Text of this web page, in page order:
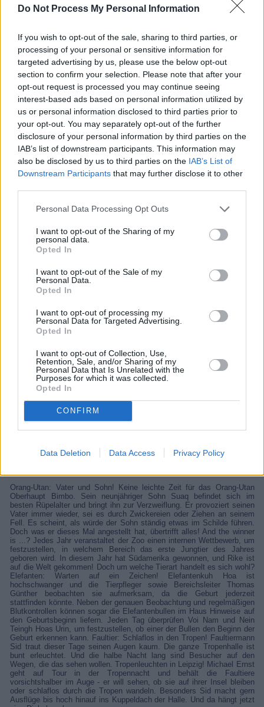
Do Not Process My Personal Information
If you wish to opt-out of the sale, sharing to third parties, or
processing of your personal or sensitive information for
targeted advertising by us, please use the below opt-out
section to confirm your selection. Please note that after your
opt-out request is processed you may continue seeing
interest-based ads based on personal information utilized by
us or personal information disclosed to third parties prior to
your opt-out. You may separately opt-out of the further
disclosure of your personal information by third parties on the
IAB’s list of downstream participants. This information may
also be disclosed by us to third parties on the IAB’s List of
Downstream Participants that may further disclose it to other
Personal Data Processing Opt Outs
I want to opt-out of the Sharing of my
personal data.
Opted In
I want to opt-out of the Sale of my
Personal Data.
Opted In
I want to opt-out of processing my
Personal Data for Targeted Advertising.
Opted In
I want to opt-out of Collection, Use,
Retention, Sale, and/or Sharing of my
Personal Data that Is Unrelated with the
Purposes for which it was collected.
Opted In
CONFIRM
Data Deletion Data Access Privacy Policy
Alle Sender
Elefant, Tiger & Co.
Das Pubertier
Folge 529
Übersicht
Orang-Utan: Vater und Sohn! Keine leichte Zeit für das Orang-Utan
Oberhaupt Bimbo. Sein neunjähriger Sohn Suaq befindet sich im
besten Rüpelalter und bringt ihn zur Verzweiflung. Er provoziert seinen
Vater immer wieder, sei es durch Zwickereien oder Ziehen an seinem
Fell. Es scheint, als würde der Sohn ständig etwas im Schilde führen.
Doch was er dieses Mal angestellt hat, übertrifft alles! And the winner
is ...? Jedes Jahr veranstaltet der Zoo einen internen Wettbewerb, um
festzustellen, in welchem Bereich das erste Jungtier des Jahres
geboren wird. In diesem Jahr hat Südamerika gewonnen, und Rike ist
auf die Welt gekommen! Doch um welche Tierart handelt es sich wohl?
Elefanten: Warten auf ein Zeichen! Elefantenkuh Hoa ist
hochschwanger und die Tierpfleger sowie Bereichsleiter Thomas
Günther beobachten sie aufmerksam, da die Geburt jederzeit
stattfinden könnte. Neben der genauen Beobachtung und regelmäßigen
Blutkontrollen können sogar die Elefantenbullen im Haus Hinweise auf
den Geburtsbeginn liefern. Jeden Tag überprüfen Voi Nam und Nein
Teingh Hoas Urin, um festzustellen, ob einer der Bullen den Beginn der
Geburt erkennen kann. Faultier: Schlaflos in den Tropen! Faultiermann
Sid traut dieser Tage seinen Augen kaum. Die ganze Tropenhalle ist
bunt erleuchtet. Und die halbe Nacht lang sind Besucher auf den
Wegen, die das sehen wollen. Tropenleuchten in Leipzig! Michael Ernst
geht auf Tour in der Tropennacht und behält die Faultiere
vorsichtshalber im Auge - er will sehen, ob sie auf ihrer Insel bleiben
oder schlaflos durch die Tropen wandeln. Besonders Sid macht gern
Ausflüge bis hoch hinauf ins Kuppeldach der Halle. Und da hängt jetzt